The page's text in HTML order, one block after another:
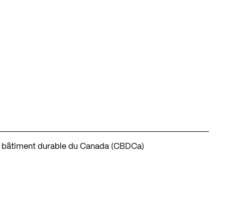
durable du Canada (CBDCa)